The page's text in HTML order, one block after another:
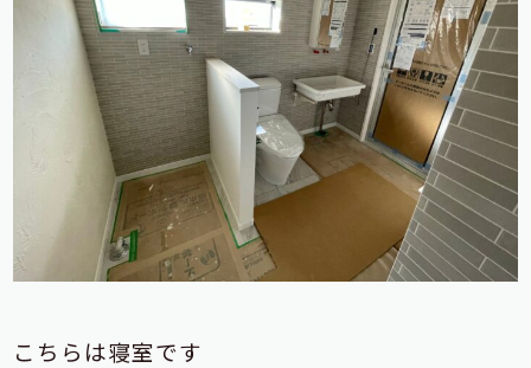
こちらは寝室です